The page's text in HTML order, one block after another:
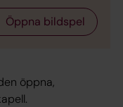
Öppna bildspel
öppna,